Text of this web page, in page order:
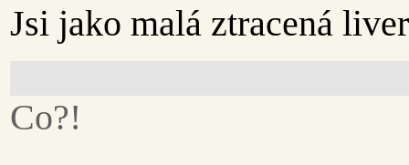
Jsi jako malá ztracená
Co?!